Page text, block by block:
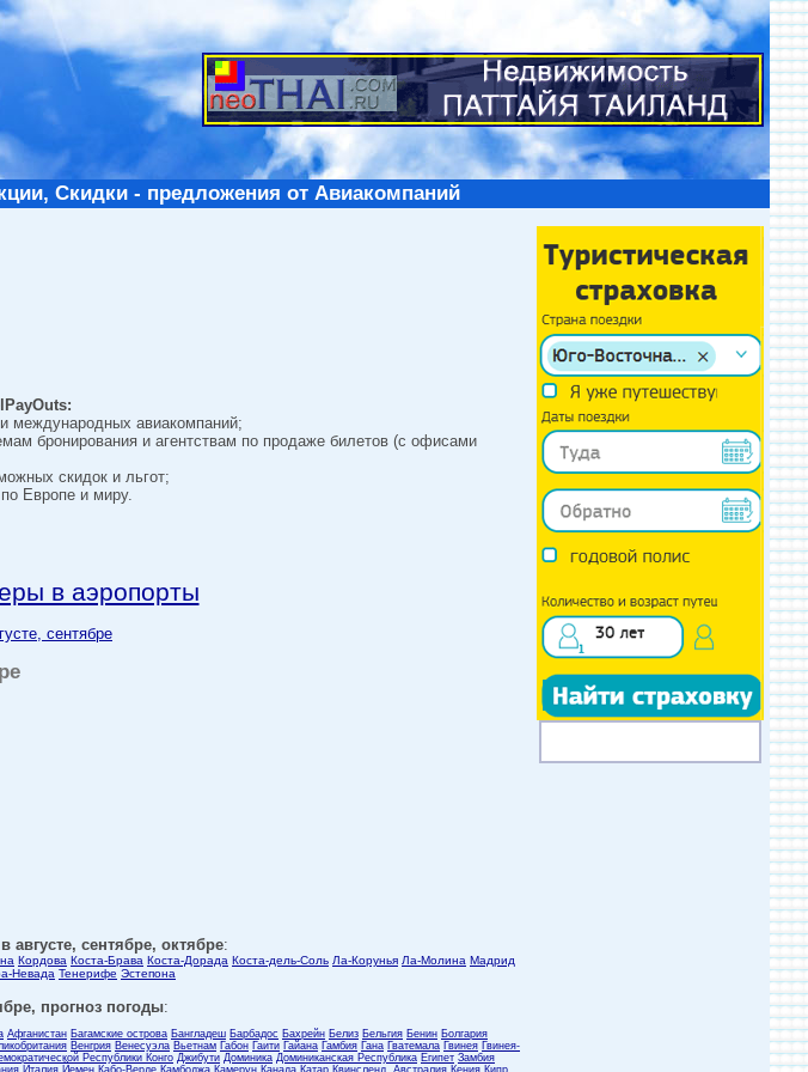
Скидки - предложения от Авиакомпаний
международных авиакомпаний;
бронирования и агентствам по продаже билетов (с офисами
скидок и льгот;
Европе и миру.
в аэропорты
сентябре
августе, сентябре, октябре:
Кордова Коста-Брава Коста-Дорада Коста-дель-Соль Ла-Корунья Ла-Молина Мадрид
Невада Тенерифе Эстепона
прогноз погоды:
Афганистан Багамские острова Бангладеш Барбадос Бахрейн Белиз Бельгия Бенин Болгария
Венгрия Венесуэла Вьетнам Габон Гаити Гайана Гамбия Гана Гватемала Гвинея Гвинея-
Республики Конго Джибути Доминика Доминиканская Республика Египет Замбия
Италия Йемен Кабо-Верде Камбоджа Камерун Канада Катар Квинсленд, Австралия Кения Кипр